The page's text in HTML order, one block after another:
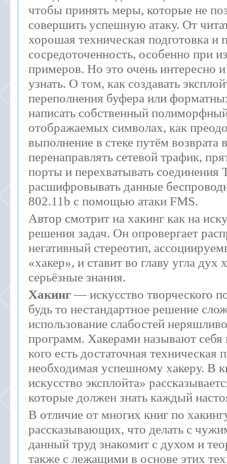
чтобы принять меры, которые не
совершить успешную атаку. От
хорошая техническая подготовка и
сосредоточенность, особенно при
примеров. Но это очень интересно
узнать. О том, как создавать
переполнения буфера или
написать собственный
отображаемых символах, как
выполнение в стеке путём возврата
перенаправлять сетевой трафик,
порты и перехватывать соединения
расшифровывать данные
802.11b с помощью атаки FMS.
Автор смотрит на хакинг как на
решения задач. Он опровергает
негативный стереотип,
«хакер», и ставит во главу угла дух
серьёзные знания.
Хакинг— искусство творческого
будь то нестандартное решение
использование слабостей
программ. Хакерами называют себя
кого есть достаточная техническая
необходимая успешному хакеру. В
искусство эксплойта»
которые должен знать каждый
В отличие от многих книг по
рассказывающих, что делать с
данный труд знакомит с духом и
также с лежащими в основе этих